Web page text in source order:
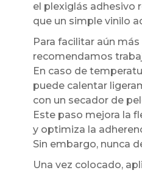
el plexiglás adhesivo
que un simple vinilo
Para facilitar aún
recomendamos
En caso de
puede calentar
con un secador de
Este paso mejora la
y optimiza la
Sin embargo, nunca
Una vez colocado,